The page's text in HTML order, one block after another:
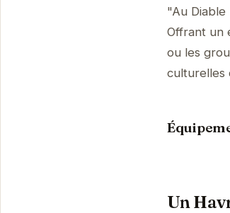
"Au
Offrant un
ou les
culturelles
Un